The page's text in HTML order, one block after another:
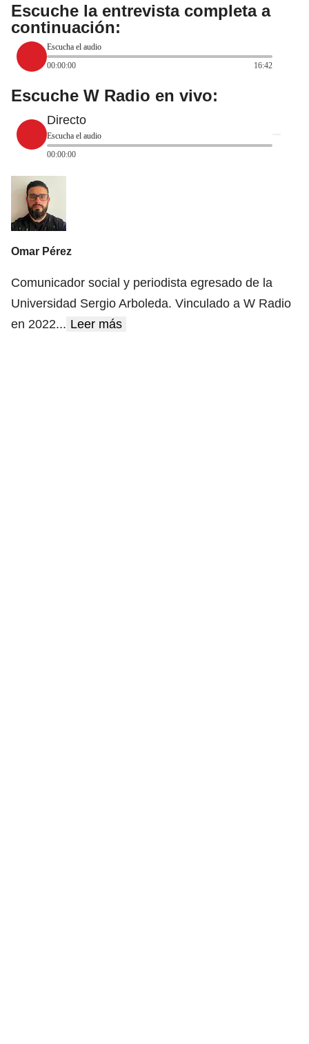
Escuche la entrevista completa a
continuación:
Escucha el audio
00:00:00
16:42
Escuche W Radio en vivo:
Directo
Escucha el audio
00:00:00
Omar Pérez
Comunicador social y periodista egresado de la
Universidad Sergio Arboleda. Vinculado a W Radio
en 2022... Leer más